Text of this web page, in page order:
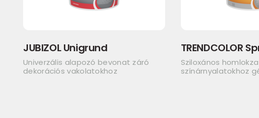
JUBIZOL Unigrund
Univerzális alapozó bevonat záró
dekorációs vakolatokhoz
TRENDCOLOR
Sziloxános
színárnyalatokhoz